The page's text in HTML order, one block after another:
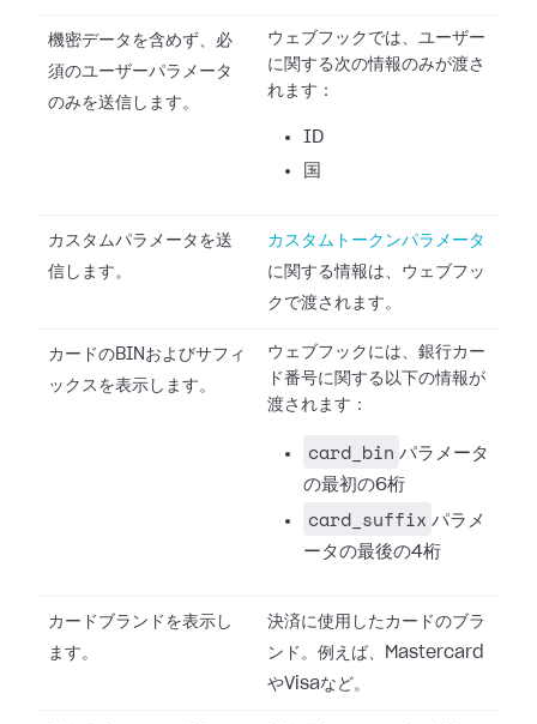
機密データを含めず、必
須のユーザーパラメータ
のみを送信します。
ウェブフックでは、ユーザー
に関する次の情報のみが渡さ
れます：
ID
国
カスタムパラメータを送
信します。
カスタムトークンパラメータ
に関する情報は、ウェブフッ
クで渡されます。
カードのBINおよびサフィ
ックスを表示します。
ウェブフックには、銀行カー
ド番号に関する以下の情報が
渡されます：
card_bin パラメータ
の最初の6桁
card_suffix パラメ
ータの最後の4桁
カードブランドを表示し
ます。
決済に使用したカードのブラ
ンド。例えば、Mastercard
やVisaなど。